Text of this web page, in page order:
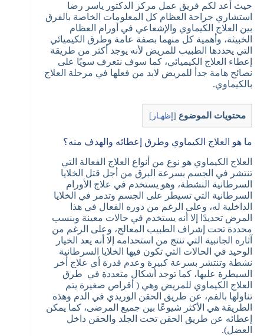
حيث أعد لكم فريق عمل مركز الدكتور ياسر رضا
استشاري جراحة العظام كل المعلومات الخاصة بالفرق
بين العلاج الكيماوي والإشعاعي في أورام العظام
الخبيثة، وأهمية كل منهما بصفة عامة وطرق الكيميائي
التي يحددها الطبيب للمريض لأنه يوجد أكثر من طريقة
إعطاء العلاج الكيميائي، كما سوف نتعرف سويًا على
نصائح هامة جدأ للمريض لابد من فعلها في مرحلة العلاج
بالكيماوي.
محتويات الموضوع [ إظهـار ]
ما هو العلاج الكيماوي وطرق إعطائه والهدف منه؟
العلاج الكيماوي هو نوع من أنواع العلاج الفعالة التي
تنتشر في الجسم بسرعة البرق من أجل قتل الخلايا
السرطانية النشطة، وهو يستخدم في علاج الأورام
السرطانية التي تسيطر على الجسم وتدمر في الخلايا
الداخلية له، وعلى الرغم من دوره الفعال في هذا
المرض تحديدًا إلا أنه يستخدم في حالات معينة وبنسب
محددة تحت إشراف الطبيب المعالج، وعلى الرغم من
آثاره الجانبية التي تنتج من استخدامه إلا أنه يعد الخيار
الوحيد في الحالات التي تكون فيها الخلايا السرطانية
نشطة وتنتشر بسرعة كبيرة وعدم قدرة أي علاج أخر
السيطرة عليها، كما توجد أشكال متعددة في طرق
العلاج الكيماوي للمريض وهي ( أقراص صغيرة يتم
تناولها بالفم، عن طريق الحقن الوريدي في الدم وهذه
الطريقة هي الأكثر شيوعًا بين جميع المرضى، كما يمكن
إعطائه عن طريق الحقن تحت الجلد والحقن داخل
العضل).